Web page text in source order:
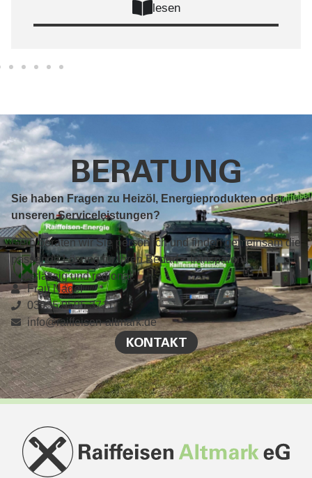
lesen
BERATUNG
Sie haben Fragen zu Heizöl, Energieprodukten oder
unseren Serviceleistungen?
Gern beraten wir Sie persönlich und finden gemeinsam die
passende Lösung für Ihren Bedarf – transparent,
zuverlässig und regional.
Frau Nagel
03935 9595 3711
info@raiffeisen-altmark.de
KONTAKT